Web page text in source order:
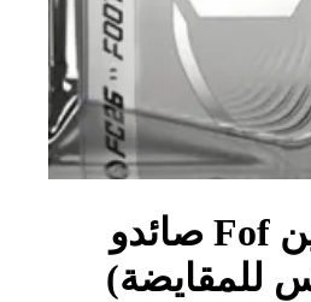
X3 حزمة لاعبين Fof صائدو